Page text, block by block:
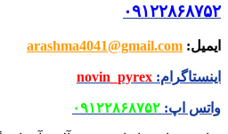
۰۹۱۲۲۸۶۸۷۵۲
ایمیل:
arashma4041@gmail.com
اینستاگرام:
novin_pyrex
واتس اپ: ۰۹۱۲۲۸۶۸۷۵۲